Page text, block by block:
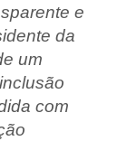
e
da
um
com